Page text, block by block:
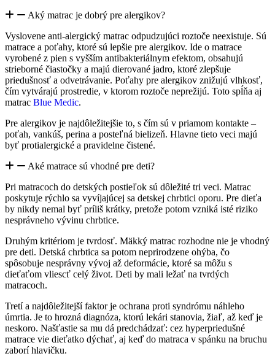
Aký matrac je dobrý pre alergikov?
Vyslovene anti-alergický matrac odpudzujúci roztoče neexistuje. Sú
matrace a poťahy, ktoré sú lepšie pre alergikov. Ide o matrace
vyrobené z pien s vyšším antibakteriálnym efektom, obsahujú
strieborné čiastočky a majú dierované jadro, ktoré zlepšuje
priedušnosť a odvetrávanie. Poťahy pre alergikov znižujú vlhkosť,
čím vytvárajú prostredie, v ktorom roztoče neprežijú. Toto spĺňa aj
matrac Blue Medic.
Pre alergikov je najdôležitejšie to, s čím sú v priamom kontakte –
poťah, vankúš, perina a posteľná bielizeň. Hlavne tieto veci majú
byť protialergické a pravidelne čistené.
Aké matrace sú vhodné pre deti?
Pri matracoch do detských postieľok sú dôležité tri veci. Matrac
poskytuje rýchlo sa vyvíjajúcej sa detskej chrbtici oporu. Pre dieťa
by nikdy nemal byť príliš krátky, pretože potom vzniká isté riziko
nesprávneho vývinu chrbtice.
Druhým kritériom je tvrdosť. Mäkký matrac rozhodne nie je vhodný
pre deti. Detská chrbtica sa potom neprirodzene ohýba, čo
spôsobuje nesprávny vývoj až deformácie, ktoré sa môžu s
dieťaťom vliescť celý život. Deti by mali ležať na tvrdých
matracoch.
Tretí a najdôležitejší faktor je ochrana proti syndrómu náhleho
úmrtia. Je to hrozná diagnóza, ktorú lekári stanovia, žiaľ, až keď je
neskoro. Našťastie sa mu dá predchádzať: cez hyperpriedušné
matrace vie dieťatko dýchať, aj keď do matraca v spánku na bruchu
zaborí hlavičku.